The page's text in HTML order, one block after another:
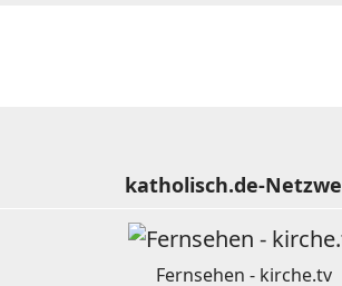
katholisch.de-
Fernsehen - kirche.tv